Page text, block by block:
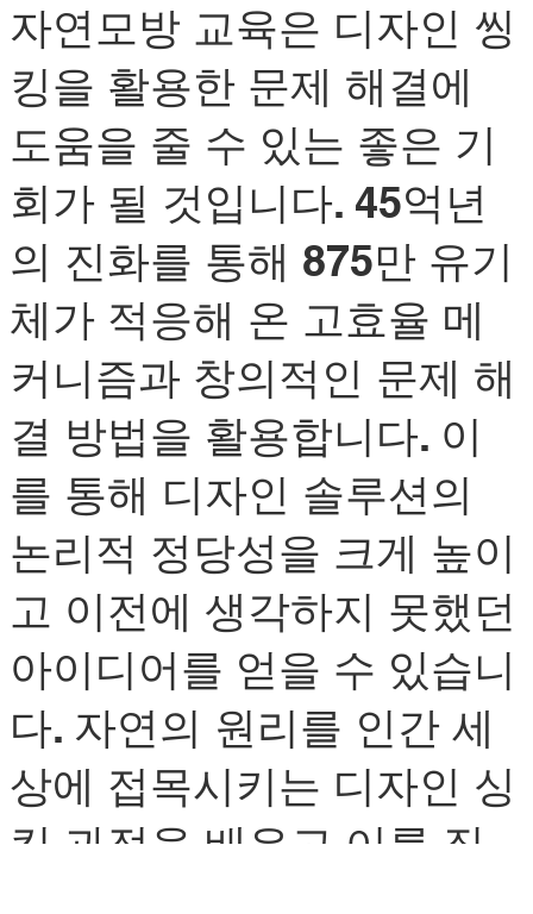
자연모방 교육은 디자인 씽
킹을 활용한 문제 해결에
도움을 줄 수 있는 좋은 기
회가 될 것입니다. 45억년
의 진화를 통해 875만 유기
체가 적응해 온 고효율 메
커니즘과 창의적인 문제 해
결 방법을 활용합니다. 이
를 통해 디자인 솔루션의
논리적 정당성을 크게 높이
고 이전에 생각하지 못했던
아이디어를 얻을 수 있습니
다. 자연의 원리를 인간 세
상에 접목시키는 디자인 싱
킹 과정을 배우고 이를 직